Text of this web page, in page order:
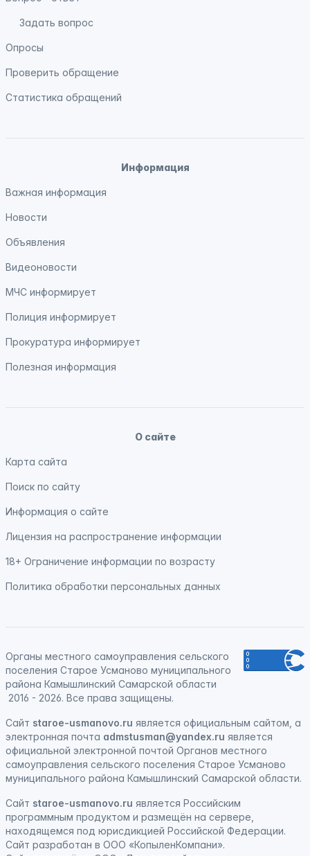
Задать вопрос
Опросы
Проверить обращение
Статистика обращений
Информация
Важная информация
Новости
Объявления
Видеоновости
МЧС информирует
Полиция информирует
Прокуратура информирует
Полезная информация
О сайте
Карта сайта
Поиск по сайту
Информация о сайте
Лицензия на распространение информации
18+ Ограничение информации по возрасту
Политика обработки персональных данных
Органы местного самоуправления сельского
поселения Старое Усманово муниципального
района Камышлинский Самарской области
2016 - 2026. Все права защищены.
Сайт staroe-usmanovo.ru является официальным сайтом, а
электронная почта admstusman@yandex.ru является
официальной электронной почтой Органов местного
самоуправления сельского поселения Старое Усманово
муниципального района Камышлинский Самарской области.
Сайт staroe-usmanovo.ru является Российским
программным продуктом и размещён на сервере,
находящемся под юрисдикцией Российской Федерации.
Сайт разработан в ООО «КопыленКомпани».